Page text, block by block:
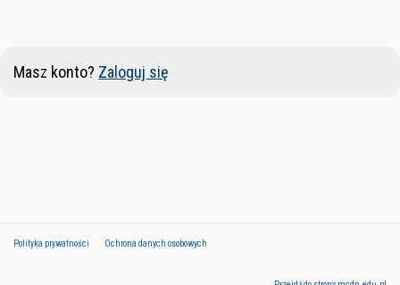
Masz konto? Zaloguj się
Polityka prywatności Ochrona danych osobowych